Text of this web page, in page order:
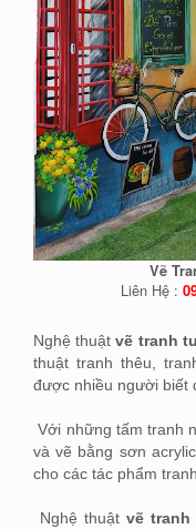
Vẽ
Liên Hệ :
Nghệ thuậtvẽ tranh
thuật tranh thêu,
được nhiều người biết
Với những tấm tranh
và vẽ bằng sơn
cho các tác phẩm
Nghệ thuậtvẽ